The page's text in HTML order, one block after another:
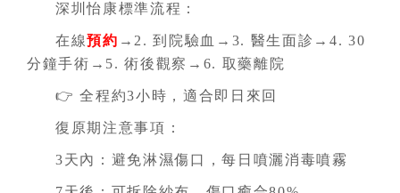
深圳怡康標準流程：
在線預約 →2. 到院驗血→3. 醫生面診→4. 30
分鐘手術→5. 術後觀察→6. 取藥離院
👉 全程約3小時，適合即日來回
復原期注意事項：
3天內：避免淋濕傷口，每日噴灑消毒噴霧